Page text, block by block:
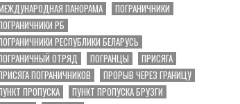
ПАНОРАМА
ПОГРАНИЧНИКИ
РБ
РЕСПУБЛИКИ БЕЛАРУСЬ
ОТРЯД
ПОГРАНЦЫ
ПРИСЯГА
ПОГРАНИЧНИКОВ
ПРОРЫВ ЧЕРЕЗ ГРАНИЦУ
ПРОПУСКА
ПУНКТ ПРОПУСКА БРУЗГИ